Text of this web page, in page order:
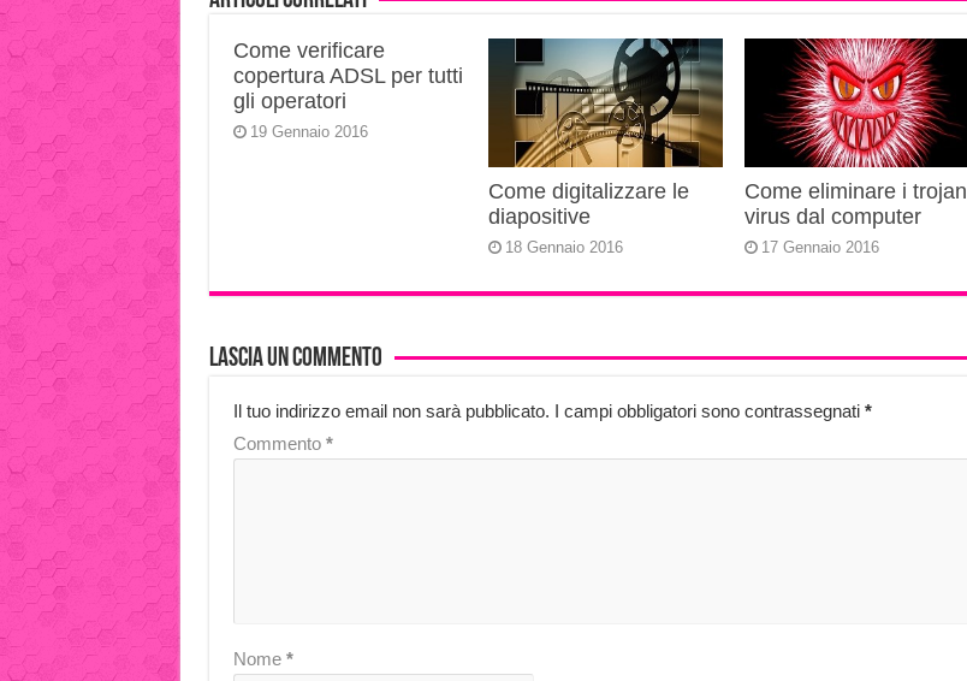
Come verificare
copertura ADSL per tutti
gli operatori
19 Gennaio 2016
Come digitalizzare le
diapositive
18 Gennaio 2016
Come eliminare i trojan
virus dal computer
17 Gennaio 2016
Lascia un commento
Il tuo indirizzo email non sarà pubblicato. I campi obbligatori sono contrassegnati *
Commento *
Nome *